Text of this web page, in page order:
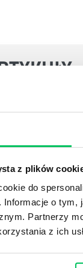
z plików
do
Informacje o tym,
Partnerzy
z ich
ODPADACH?
ustawą dla
każdego
drzew musi